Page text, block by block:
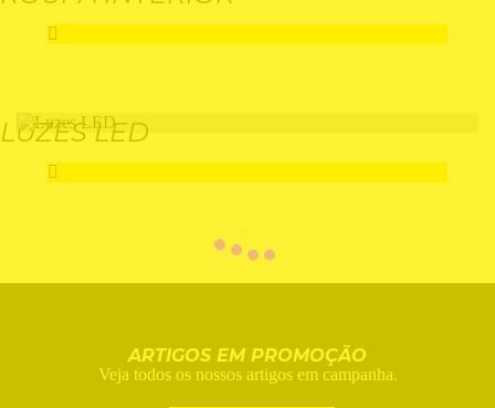
LUZES LED
ARTIGOS EM PROMOÇÃO
Veja todos os nossos artigos em campanha.